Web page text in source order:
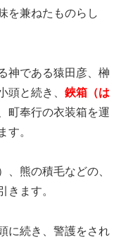
を兼ねたものらし
神である猿田彦、榊
頭と続き、 鋏箱（は
町奉行の衣装箱を運
す。
、熊の積毛などの、
きます。
に続き、警護をされ